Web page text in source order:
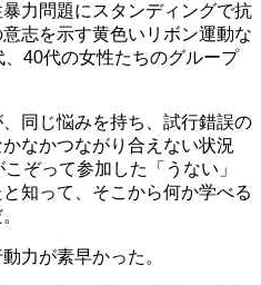
力問題にスタンディングで抗
志を示す黄色いリボン運動な
40代の女性たちのグループ
同じ悩みを持ち、試行錯誤の
なかつながり合えない状況
ぞって参加した「うない」
知って、そこから何か学べる
力が素早かった。